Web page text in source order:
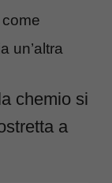
un’altra
chemio si
a